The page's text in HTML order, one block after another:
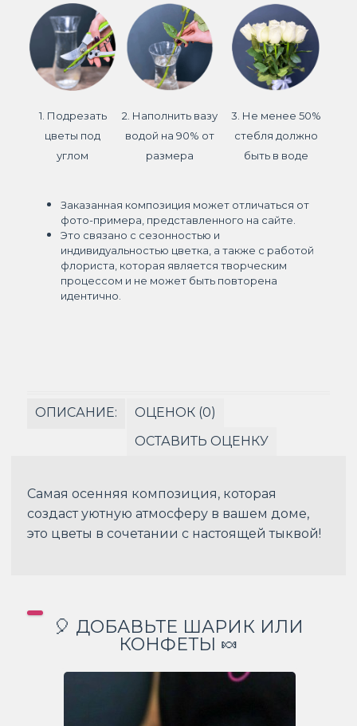
1. Подрезать
цветы под
углом
2. Наполнить вазу
водой на 90% от
размера
3. Не менее 50%
стебля должно
быть в воде
Заказанная композиция может отличаться от
фото-примера, представленного на сайте.
Это связано с сезонностью и
индивидуальностью цветка, а также с работой
флориста, которая является творческим
процессом и не может быть повторена
идентично.
ОПИСАНИЕ:
ОЦЕНОК (0)
ОСТАВИТЬ ОЦЕНКУ
Самая осенняя композиция, которая
создаст уютную атмосферу в вашем доме,
это цветы в сочетании с настоящей тыквой!
🎈 ДОБАВЬТЕ ШАРИК ИЛИ
КОНФЕТЫ 🍬